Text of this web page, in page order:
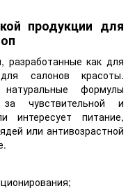
продукции для
разработанные как для
салонов красоты.
формулы
чувствительной и
интересует питание,
или антивозрастной